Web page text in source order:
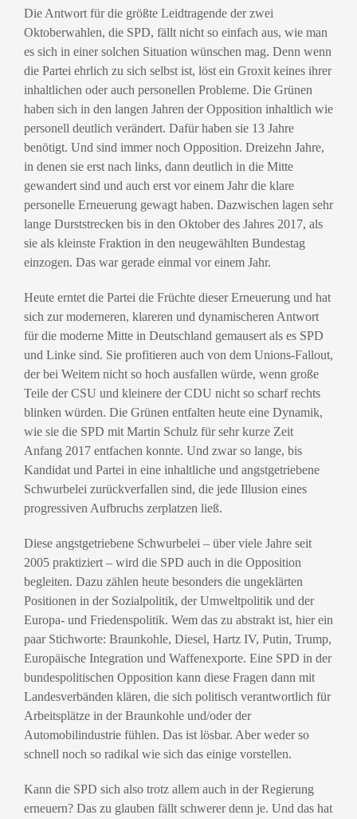
Die Antwort für die größte Leidtragende der zwei
Oktoberwahlen, die SPD, fällt nicht so einfach aus, wie man
es sich in einer solchen Situation wünschen mag. Denn wenn
die Partei ehrlich zu sich selbst ist, löst ein Groxit keines ihrer
inhaltlichen oder auch personellen Probleme. Die Grünen
haben sich in den langen Jahren der Opposition inhaltlich wie
personell deutlich verändert. Dafür haben sie 13 Jahre
benötigt. Und sind immer noch Opposition. Dreizehn Jahre,
in denen sie erst nach links, dann deutlich in die Mitte
gewandert sind und auch erst vor einem Jahr die klare
personelle Erneuerung gewagt haben. Dazwischen lagen sehr
lange Durststrecken bis in den Oktober des Jahres 2017, als
sie als kleinste Fraktion in den neugewählten Bundestag
einzogen. Das war gerade einmal vor einem Jahr.
Heute erntet die Partei die Früchte dieser Erneuerung und hat
sich zur moderneren, klareren und dynamischeren Antwort
für die moderne Mitte in Deutschland gemausert als es SPD
und Linke sind. Sie profitieren auch von dem Unions-Fallout,
der bei Weitem nicht so hoch ausfallen würde, wenn große
Teile der CSU und kleinere der CDU nicht so scharf rechts
blinken würden. Die Grünen entfalten heute eine Dynamik,
wie sie die SPD mit Martin Schulz für sehr kurze Zeit
Anfang 2017 entfachen konnte. Und zwar so lange, bis
Kandidat und Partei in eine inhaltliche und angstgetriebene
Schwurbelei zurückverfallen sind, die jede Illusion eines
progressiven Aufbruchs zerplatzen ließ.
Diese angstgetriebene Schwurbelei – über viele Jahre seit
2005 praktiziert – wird die SPD auch in die Opposition
begleiten. Dazu zählen heute besonders die ungeklärten
Positionen in der Sozialpolitik, der Umweltpolitik und der
Europa- und Friedenspolitik. Wem das zu abstrakt ist, hier ein
paar Stichworte: Braunkohle, Diesel, Hartz IV, Putin, Trump,
Europäische Integration und Waffenexporte. Eine SPD in der
bundespolitischen Opposition kann diese Fragen dann mit
Landesverbänden klären, die sich politisch verantwortlich für
Arbeitsplätze in der Braunkohle und/oder der
Automobilindustrie fühlen. Das ist lösbar. Aber weder so
schnell noch so radikal wie sich das einige vorstellen.
Kann die SPD sich also trotz allem auch in der Regierung
erneuern? Das zu glauben fällt schwerer denn je. Und das hat